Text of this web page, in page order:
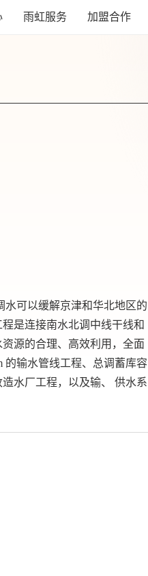
雨虹服务 加盟合作
可以缓解京津和华北地区的
是连接南水北调中线干线和
源的合理、高效利用，全面
的输水管线工程、总调蓄库容
水厂工程，以及输、 供水系